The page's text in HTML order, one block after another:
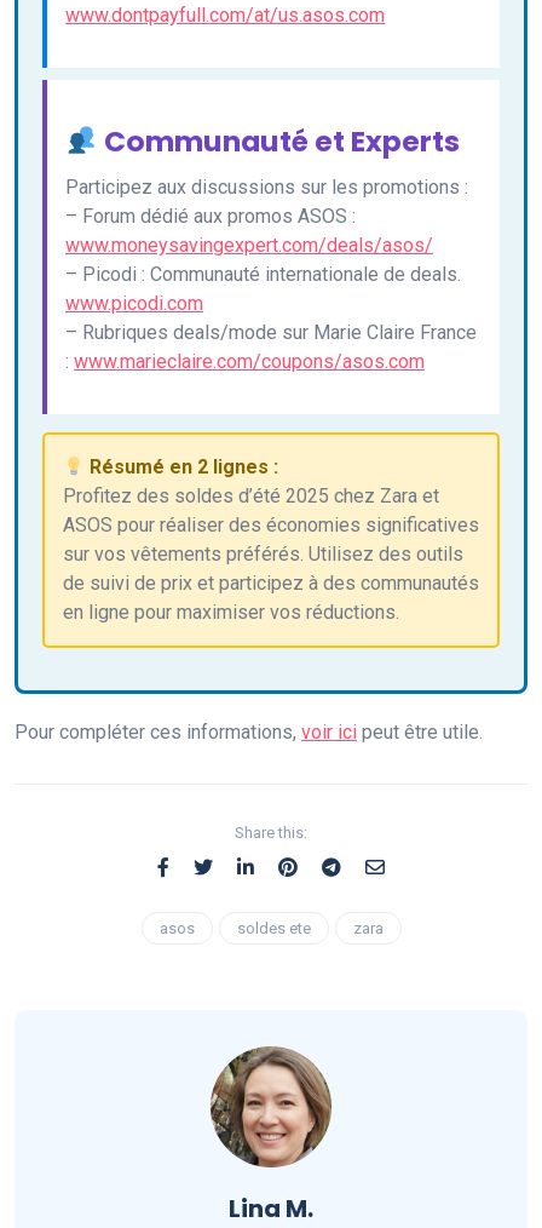
www.dontpayfull.com/at/us.asos.com
Communauté et Experts
Participez aux discussions sur les promotions :
– Forum dédié aux promos ASOS :
www.moneysavingexpert.com/deals/asos/
– Picodi : Communauté internationale de deals.
www.picodi.com
– Rubriques deals/mode sur Marie Claire France
: www.marieclaire.com/coupons/asos.com
Résumé en 2 lignes :
Profitez des soldes d’été 2025 chez Zara et
ASOS pour réaliser des économies significatives
sur vos vêtements préférés. Utilisez des outils
de suivi de prix et participez à des communautés
en ligne pour maximiser vos réductions.
Pour compléter ces informations, voir ici peut être utile.
Share this:
asos soldes ete zara
Lina M.